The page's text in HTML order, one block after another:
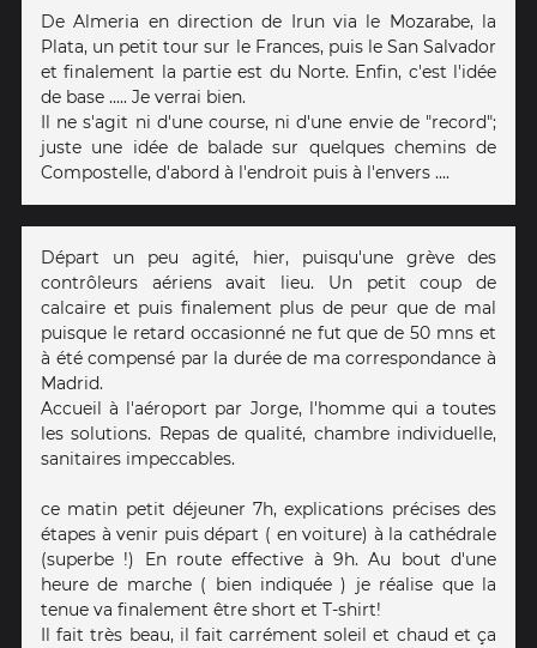
De Almeria en direction de Irun via le Mozarabe, la
Plata, un petit tour sur le Frances, puis le San Salvador
et finalement la partie est du Norte. Enfin, c'est l'idée
de base ..... Je verrai bien.
Il ne s'agit ni d'une course, ni d'une envie de "record";
juste une idée de balade sur quelques chemins de
Compostelle, d'abord à l'endroit puis à l'envers ....
Départ un peu agité, hier, puisqu'une grève des
contrôleurs aériens avait lieu. Un petit coup de
calcaire et puis finalement plus de peur que de mal
puisque le retard occasionné ne fut que de 50 mns et
à été compensé par la durée de ma correspondance à
Madrid.
Accueil à l'aéroport par Jorge, l'homme qui a toutes
les solutions. Repas de qualité, chambre individuelle,
sanitaires impeccables.
ce matin petit déjeuner 7h, explications précises des
étapes à venir puis départ ( en voiture) à la cathédrale
(superbe !) En route effective à 9h. Au bout d'une
heure de marche ( bien indiquée ) je réalise que la
tenue va finalement être short et T-shirt!
Il fait très beau, il fait carrément soleil et chaud et ça